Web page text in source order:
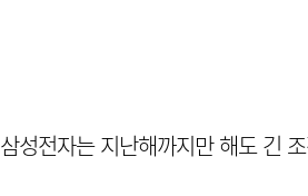
삼성전자는 지난해까지만 해도 긴